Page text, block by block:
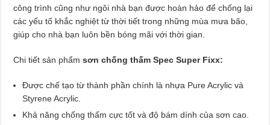
công trình cũng như ngôi nhà bạn được hoàn hảo để chống lại
các yếu tố khắc nghiệt từ thời tiết trong những mùa mưa bão,
giúp cho nhà bạn luôn bền bóng mãi với thời gian.
Chi tiết sản phẩm sơn chống thấm Spec Super Fixx:
Được chế tạo từ thành phần chính là nhựa Pure Acrylic và
Styrene Acrylic.
Khả năng chống thấm cực tốt và độ bám dính của sơn cao.